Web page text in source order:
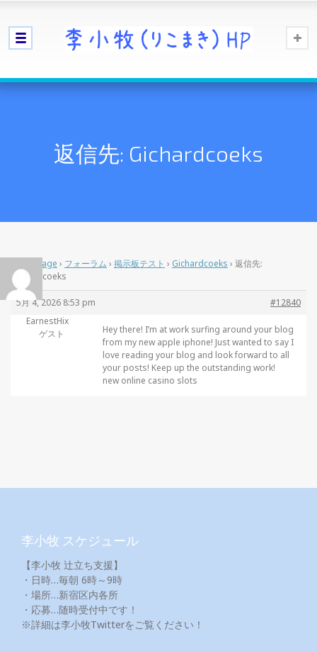
返信先: Gichardcoeks
Home Page › フォーラム › 掲示板テスト › Gichardcoeks › 返信先:
Gichardcoeks
5月 4, 2026 8:53 pm
#12840
EarnestHix
ゲスト
Hey there! I’m at work surfing around your blog
from my new apple iphone! Just wanted to say I
love reading your blog and look forward to all
your posts! Keep up the outstanding work!
new online casino slots
李小牧 スケジュール
【李小牧 辻立ち支援】
・日時…毎朝 6時～9時
・場所…新宿区内各所
・応募…随時受付中です！
※詳細は李小牧Twitterをご覧ください！